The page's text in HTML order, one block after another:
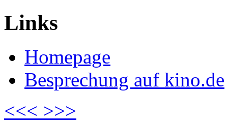
Links
Homepage
Besprechung auf kino.de
<<< >>>